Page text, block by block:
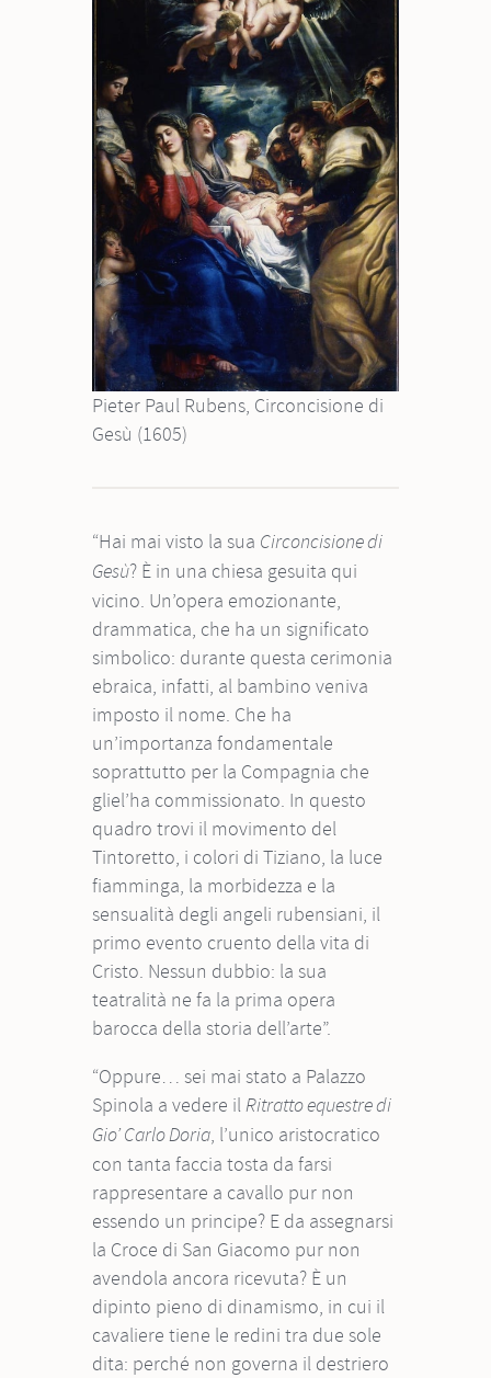
Pieter Paul Rubens, Circoncisione di
Gesù (1605)
“Hai mai visto la sua Circoncisione di
Gesù? È in una chiesa gesuita qui
vicino. Un’opera emozionante,
drammatica, che ha un significato
simbolico: durante questa cerimonia
ebraica, infatti, al bambino veniva
imposto il nome. Che ha
un’importanza fondamentale
soprattutto per la Compagnia che
gliel’ha commissionato. In questo
quadro trovi il movimento del
Tintoretto, i colori di Tiziano, la luce
fiamminga, la morbidezza e la
sensualità degli angeli rubensiani, il
primo evento cruento della vita di
Cristo. Nessun dubbio: la sua
teatralità ne fa la prima opera
barocca della storia dell’arte”.
“Oppure… sei mai stato a Palazzo
Spinola a vedere ilRitratto equestre di
Gio’ Carlo Doria, l’unico aristocratico
con tanta faccia tosta da farsi
rappresentare a cavallo pur non
essendo un principe? E da assegnarsi
la Croce di San Giacomo pur non
avendola ancora ricevuta? È un
dipinto pieno di dinamismo, in cui il
cavaliere tiene le redini tra due sole
dita: perché non governa il destriero